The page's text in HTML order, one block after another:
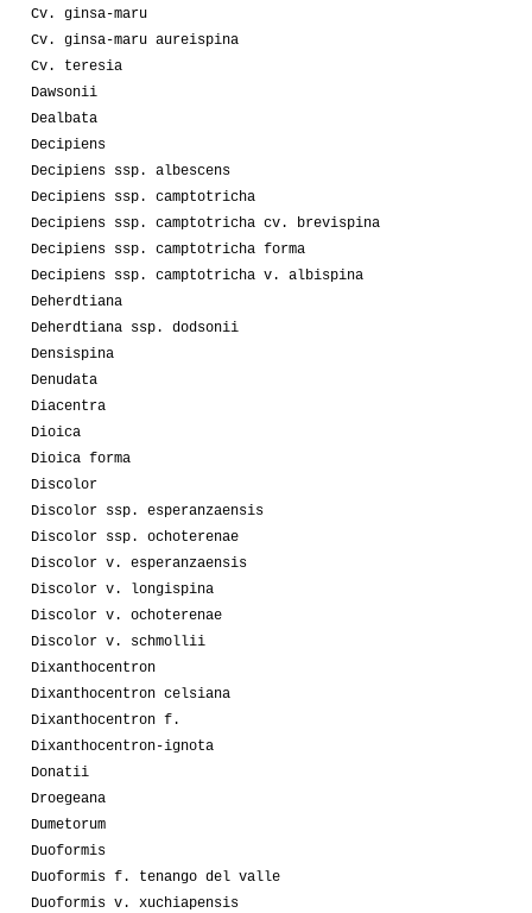
Cv. ginsa-maru
Cv. ginsa-maru aureispina
Cv. teresia
Dawsonii
Dealbata
Decipiens
Decipiens ssp. albescens
Decipiens ssp. camptotricha
Decipiens ssp. camptotricha cv. brevispina
Decipiens ssp. camptotricha forma
Decipiens ssp. camptotricha v. albispina
Deherdtiana
Deherdtiana ssp. dodsonii
Densispina
Denudata
Diacentra
Dioica
Dioica forma
Discolor
Discolor ssp. esperanzaensis
Discolor ssp. ochoterenae
Discolor v. esperanzaensis
Discolor v. longispina
Discolor v. ochoterenae
Discolor v. schmollii
Dixanthocentron
Dixanthocentron celsiana
Dixanthocentron f.
Dixanthocentron-ignota
Donatii
Droegeana
Dumetorum
Duoformis
Duoformis f. tenango del valle
Duoformis v. xuchiapensis